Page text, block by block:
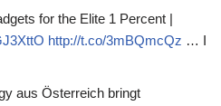
for the Elite 1 Percent |
http://t.co/3mBQmcQz … I
aus Österreich bringt